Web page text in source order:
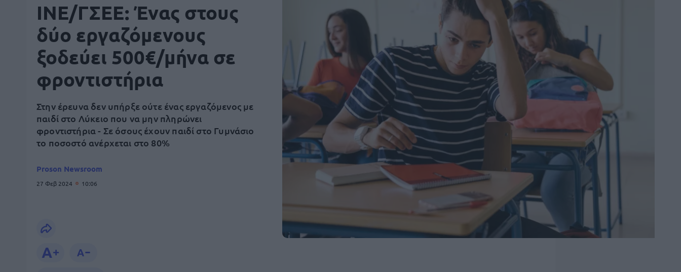
ΙΝΕ/ΓΣΕΕ: Ένας στους
δύο εργαζόμενους
ξοδεύει 500€/μήνα σε
φροντιστήρια
Στην έρευνα δεν υπήρξε ούτε ένας εργαζόμενος με
παιδί στο Λύκειο που να μην πληρώνει
φροντιστήρια - Σε όσους έχουν παιδί στο Γυμνάσιο
το ποσοστό ανέρχεται στο 80%
Proson Newsroom
27 Φεβ 2024 10:06